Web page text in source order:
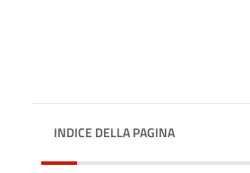
INDICE DELLA PAGINA